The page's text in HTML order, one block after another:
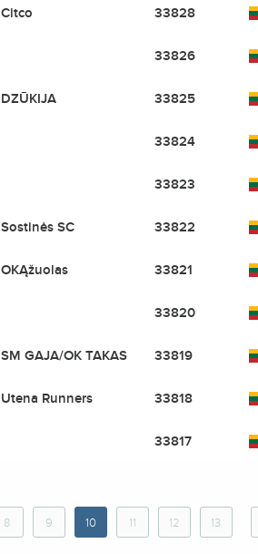
Citco 33828
33826
DZŪKIJA 33825
33824
33823
Sostinės SC 33822
OKĄžuolas 33821
33820
SM GAJA/OK TAKAS 33819
Utena Runners 33818
33817
8 9 10 11 12 13